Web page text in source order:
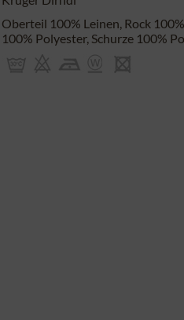
Oberteil 100% Leinen, Rock
100% Polyester, Schurze 100%